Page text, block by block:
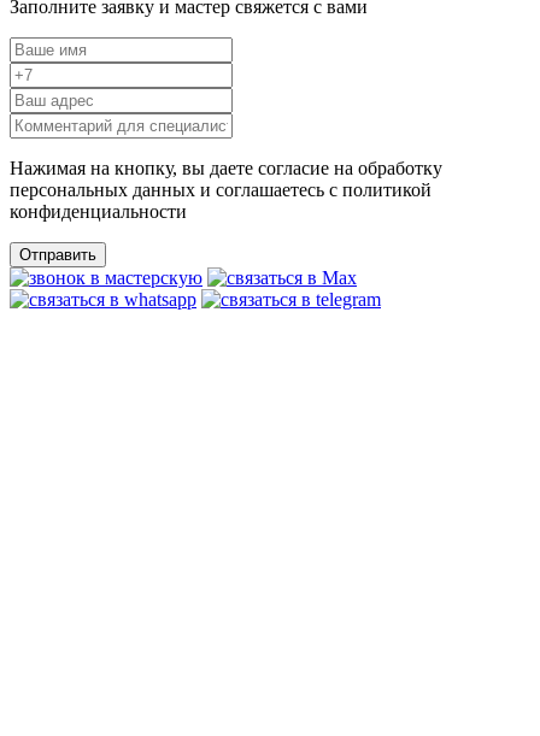
Заполните заявку и мастер свяжется с вами
Нажимая на кнопку, вы даете согласие на обработку
персональных данных и соглашаетесь c политикой
конфиденциальности
Отправить